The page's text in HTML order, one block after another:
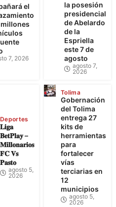
el
millones
7, 2026
la posesión
presidencial
de Abelardo
de la
Espriella
este 7 de
agosto
agosto 7,
2026
Deportes
𝐋𝐢𝐠𝐚
𝐁𝐞𝐭𝐏𝐥𝐚𝐲 –
𝐌𝐢𝐥𝐥𝐨𝐧𝐚𝐫𝐢𝐨𝐬
𝐅𝐂 𝐕𝐬
𝐏𝐚𝐬𝐭𝐨
agosto 5,
2026
Tolima
Gobernación
del Tolima
entrega 27
kits de
herramientas
para
fortalecer
vías
terciarias en
12
municipios
agosto 5,
2026